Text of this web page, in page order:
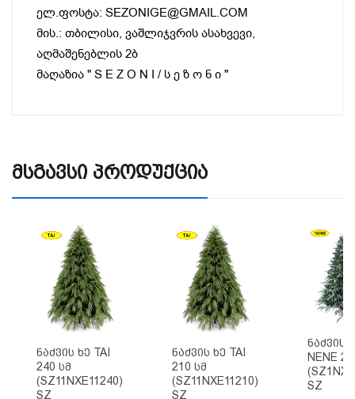
ელ.ფოსტა: SEZONIGE@GMAIL.COM
მის.: თბილისი, ვაშლიჯვრის ასახვევი,
აღმაშენებლის 2ბ
მაღაზია " S E Z O N I / ს ე ზ ო ნ ი "
Მსგავსი Პროდუქცია
Ნაძვის Ხე TAI
240 Სმ
(SZ11NXE11240)
SZ
Ნაძვის Ხე TAI
210 Სმ
(SZ11NXE11210)
SZ
Ნაძვის
NENE
SZ